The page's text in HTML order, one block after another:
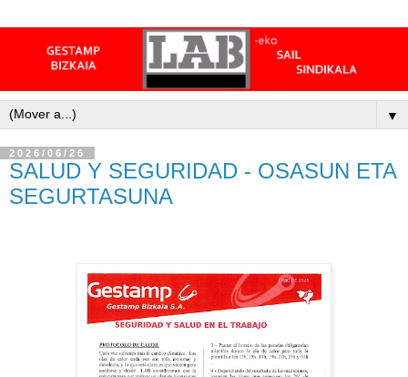
▼
2026/06/26
SALUD Y SEGURIDAD - OSASUN ETA
SEGURTASUNA